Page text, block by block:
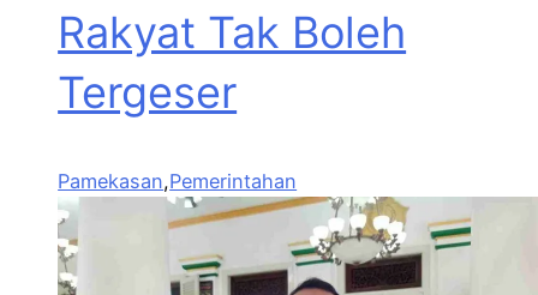
Rakyat Tak Boleh
Tergeser
Pamekasan,Pemerintahan